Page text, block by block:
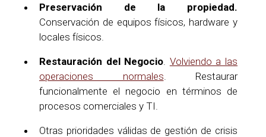
Preservación de la propiedad.
Conservación de equipos físicos, hardware y
locales físicos.
Restauración del Negocio Volviendo a las
operaciones normales . Restaurar
funcionalmente el negocio en términos de
procesos comerciales y TI.
Otras prioridades válidas de gestión de crisis